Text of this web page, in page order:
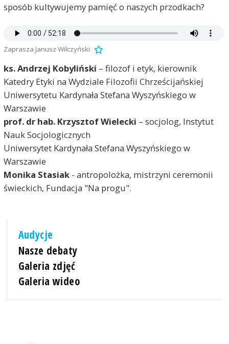
sposób kultywujemy pamięć o naszych przodkach?
Zaprasza Janusz Wilczyński
ks. Andrzej Kobyliński – filozof i etyk, kierownik
Katedry Etyki na Wydziale Filozofii Chrześcijańskiej
Uniwersytetu Kardynała Stefana Wyszyńskiego w
Warszawie
prof. dr hab. Krzysztof Wielecki – socjolog, Instytut
Nauk Socjologicznych
Uniwersytet Kardynała Stefana Wyszyńskiego w
Warszawie
Monika Stasiak- antropolożka, mistrzyni ceremonii
świeckich, Fundacja "Na progu".
Audycje
Nasze debaty
Galeria zdjęć
Galeria wideo